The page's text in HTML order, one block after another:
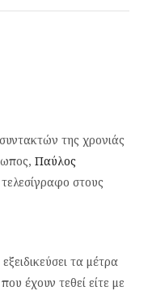
της χρονιάς
Παύλος
στους
τα μέτρα
έχουν τεθεί είτε με